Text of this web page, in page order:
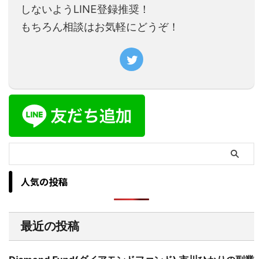
しないようLINE登録推奨！
もちろん相談はお気軽にどうぞ！
人気の投稿
最近の投稿